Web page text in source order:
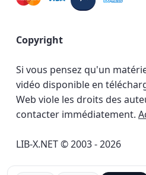
Copyright
Si vous pensez qu'un
vidéo disponible en
Web viole les droits des
contacter immédiatement.
LIB-X.NET © 2003 - 2026